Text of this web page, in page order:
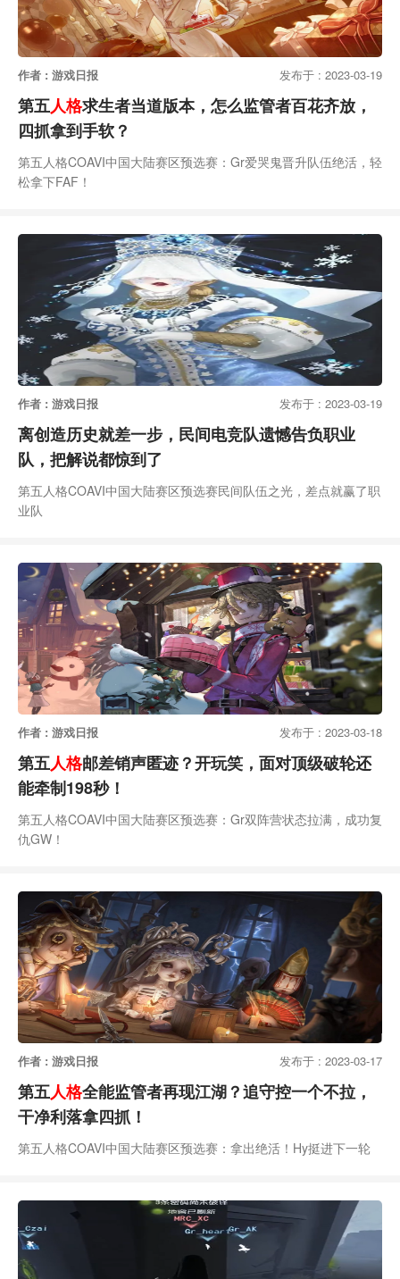
作者 : 游戏日报 发布于 : 2023-03-19
第五人格求生者当道版本，怎么监管者百花齐放，
四抓拿到手软？
第五人格COAVI中国大陆赛区预选赛：Gr爱哭鬼晋升队伍绝活，轻
松拿下FAF！
作者 : 游戏日报 发布于 : 2023-03-19
离创造历史就差一步，民间电竞队遗憾告负职业
队，把解说都惊到了
第五人格COAVI中国大陆赛区预选赛民间队伍之光，差点就赢了职
业队
作者 : 游戏日报 发布于 : 2023-03-18
第五人格邮差销声匿迹？开玩笑，面对顶级破轮还
能牵制198秒！
第五人格COAVI中国大陆赛区预选赛：Gr双阵营状态拉满，成功复
仇GW！
作者 : 游戏日报 发布于 : 2023-03-17
第五人格全能监管者再现江湖？追守控一个不拉，
干净利落拿四抓！
第五人格COAVI中国大陆赛区预选赛：拿出绝活！Hy挺进下一轮